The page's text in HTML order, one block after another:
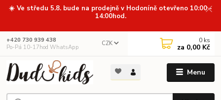
☀️ Ve středu 5.8. bude na prodejně v Hodoníně otevřeno 10:00 -
14:00hod.
Menu
CZK
+420 730 939 438
Po-Pá 10-17hod WhatsApp
0 ks
za 0,00 Kč